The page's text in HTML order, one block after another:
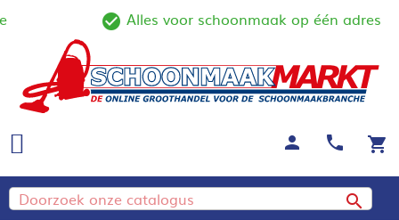
check_circle_outline
Alles voor schoonmaak op één adres
shopping_cart
call
person
